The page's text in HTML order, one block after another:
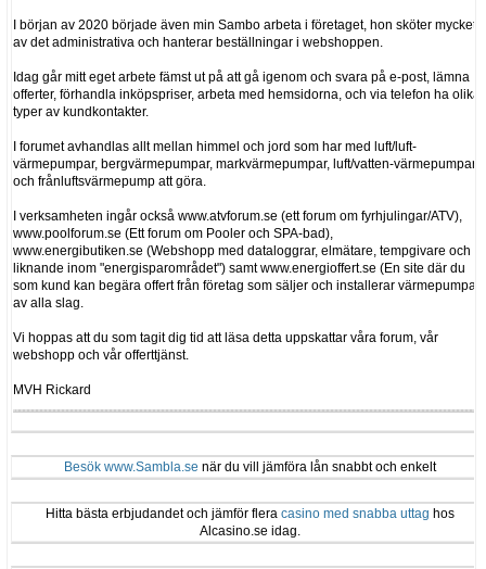
I början av 2020 började även min Sambo arbeta i företaget, hon sköter mycket
av det administrativa och hanterar beställningar i webshoppen.
Idag går mitt eget arbete fämst ut på att gå igenom och svara på e-post, lämna
offerter, förhandla inköpspriser, arbeta med hemsidorna, och via telefon ha olika
typer av kundkontakter.
I forumet avhandlas allt mellan himmel och jord som har med luft/luft-
värmepumpar, bergvärmepumpar, markvärmepumpar, luft/vatten-värmepumpar
och frånluftsvärmepump att göra.
I verksamheten ingår också www.atvforum.se (ett forum om fyrhjulingar/ATV),
www.poolforum.se (Ett forum om Pooler och SPA-bad),
www.energibutiken.se (Webshopp med dataloggrar, elmätare, tempgivare och
liknande inom "energisparområdet") samt www.energioffert.se (En site där du
som kund kan begära offert från företag som säljer och installerar värmepumpar
av alla slag.
Vi hoppas att du som tagit dig tid att läsa detta uppskattar våra forum, vår
webshopp och vår offerttjänst.
MVH Rickard
Besök www.Sambla.se när du vill jämföra lån snabbt och enkelt
Hitta bästa erbjudandet och jämför flera casino med snabba uttag hos
Alcasino.se idag.